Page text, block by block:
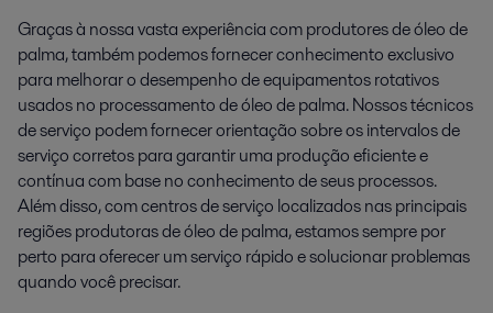
Graças à nossa vasta experiência com produtores de óleo de
palma, também podemos fornecer conhecimento exclusivo
para melhorar o desempenho de equipamentos rotativos
usados no processamento de óleo de palma. Nossos técnicos
de serviço podem fornecer orientação sobre os intervalos de
serviço corretos para garantir uma produção eficiente e
contínua com base no conhecimento de seus processos.
Além disso, com centros de serviço localizados nas principais
regiões produtoras de óleo de palma, estamos sempre por
perto para oferecer um serviço rápido e solucionar problemas
quando você precisar.